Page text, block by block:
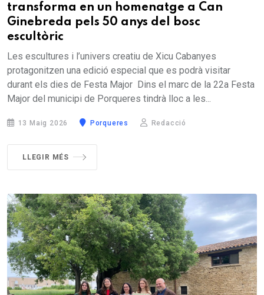
transforma en un homenatge a Can
Ginebreda pels 50 anys del bosc
escultòric
Les escultures i l’univers creatiu de Xicu Cabanyes
protagonitzen una edició especial que es podrà visitar
durant els dies de Festa Major Dins el marc de la 22a Festa
Major del municipi de Porqueres tindrà lloc a les...
13 Maig 2026 Porqueres Redacció
LLEGIR MÉS